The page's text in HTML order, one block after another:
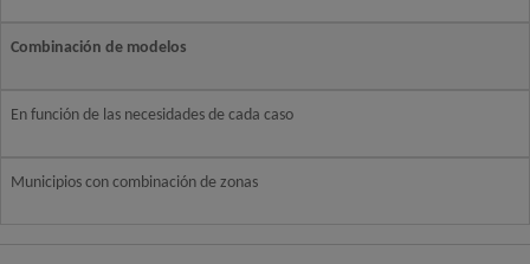
Combinación de modelos
En función de las necesidades de cada caso
Municipios con combinación de zonas